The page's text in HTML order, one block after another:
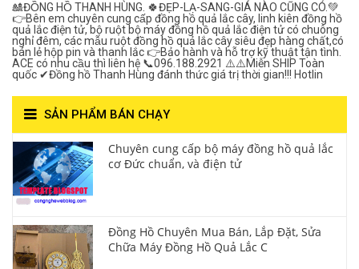
🎎ĐỒNG HỒ THANH HÙNG. 🍀ĐẸP-LẠ-SANG-GIÁ NÀO CŨNG CÓ.💚
👉Bên em chuyên cung cấp đồng hồ quả lắc cây, linh kiên đồng hồ
quả lắc điện tử, bộ ruột bộ máy đồng hồ quả lắc điện tử có chuông
nghỉ đêm, các mẫu ruột đồng hồ quả lắc cây siêu đẹp hàng chất,có
bán lẻ hộp pin và thanh lắc 👉Bảo hành và hỗ trợ kỹ thuật tận tình.
ACE có nhu cầu thì liên hệ 📞096.188.2921 ⚠️⚠️Miễn SHIP Toàn
quốc ✔Đồng hồ Thanh Hùng đánh thức giá trị thời gian!!! Hotlin
SẢN PHẨM BÁN CHẠY
Chuyên cung cấp bộ máy đồng hồ quả lắc
cơ Đức chuẩn, và điện tử
Đồng Hồ Chuyên Mua Bán, Lắp Đặt, Sửa
Chữa Máy Đồng Hồ Quả Lắc C